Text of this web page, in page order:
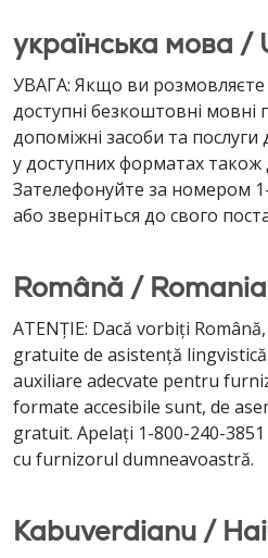
українська мова /
УВАГА: Якщо ви розмовляєте
доступні безкоштовні мовні
допоміжні засоби та послуги
у доступних форматах також
Зателефонуйте за номером
або зверніться до свого
Română /
ATENȚIE: Dacă vorbiți
gratuite de asistență
auxiliare adecvate pentru
formate accesibile sunt, de
gratuit. Apelați 1-800-240-
cu furnizorul dumneavoastră.
Kabuverdianu /